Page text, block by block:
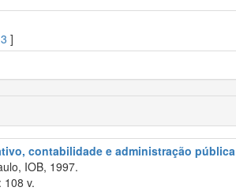
]
contabilidade e administração pública
IOB, 1997.
108 v.